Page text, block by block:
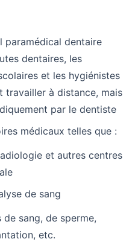
paramédical dentaire
dentaires, les
et les hygiénistes
travailler à distance, mais
par le dentiste
médicaux telles que :
et autres centres
de sang
sang, de sperme,
etc.